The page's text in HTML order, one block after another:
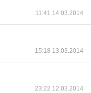
11:41 14.03.2014
15:18 13.03.2014
23:22 12.03.2014